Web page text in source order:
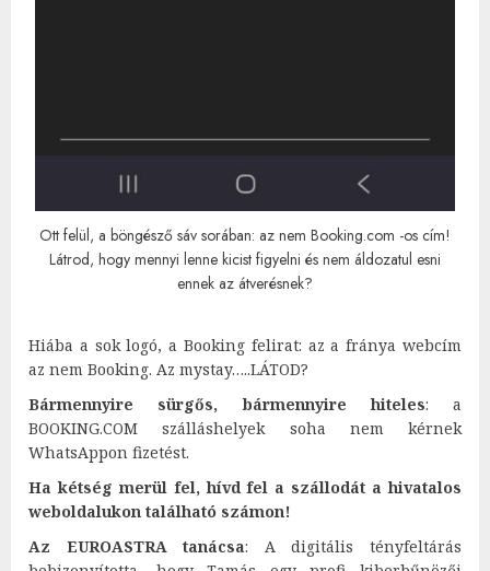
Ott felül, a böngésző sáv sorában: az nem Booking.com -os cím!
Látrod, hogy mennyi lenne kicist figyelni és nem áldozatul esni
ennek az átverésnek?
Hiába a sok logó, a Booking felirat: az a fránya webcím
az nem Booking. Az mystay…..LÁTOD?
Bármennyire sürgős, bármennyire hiteles: a
BOOKING.COM szálláshelyek soha nem kérnek
WhatsAppon fizetést.
Ha kétség merül fel, hívd fel a szállodát a hivatalos
weboldalukon található számon!
Az EUROASTRA tanácsa: A digitális tényfeltárás